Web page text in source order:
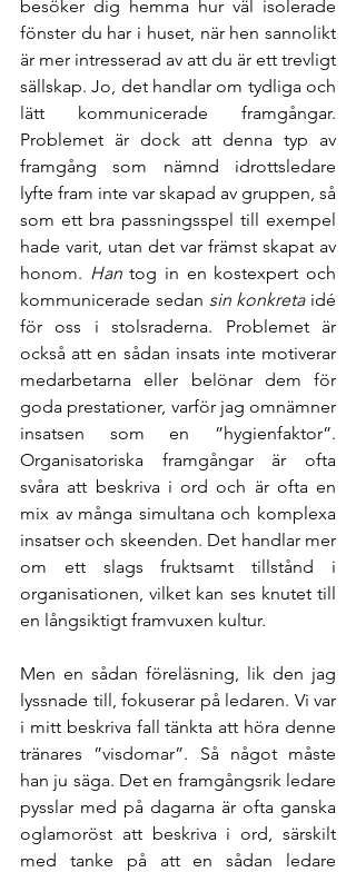
besöker dig hemma hur väl isolerade
fönster du har i huset, när hen sannolikt
är mer intresserad av att du är ett trevligt
sällskap. Jo, det handlar om tydliga och
lätt kommunicerade framgångar.
Problemet är dock att denna typ av
framgång som nämnd idrottsledare
lyfte fram inte var skapad av gruppen, så
som ett bra passningsspel till exempel
hade varit, utan det var främst skapat av
honom. Han tog in en kostexpert och
kommunicerade sedan sin konkreta idé
för oss i stolsraderna. Problemet är
också att en sådan insats inte motiverar
medarbetarna eller belönar dem för
goda prestationer, varför jag omnämner
insatsen som en ”hygienfaktor”.
Organisatoriska framgångar är ofta
svåra att beskriva i ord och är ofta en
mix av många simultana och komplexa
insatser och skeenden. Det handlar mer
om ett slags fruktsamt tillstånd i
organisationen, vilket kan ses knutet till
en långsiktigt framvuxen kultur.
Men en sådan föreläsning, lik den jag
lyssnade till, fokuserar på ledaren. Vi var
i mitt beskriva fall tänkta att höra denne
tränares ”visdomar”. Så något måste
han ju säga. Det en framgångsrik ledare
pysslar med på dagarna är ofta ganska
oglamoröst att beskriva i ord, särskilt
med tanke på att en sådan ledare